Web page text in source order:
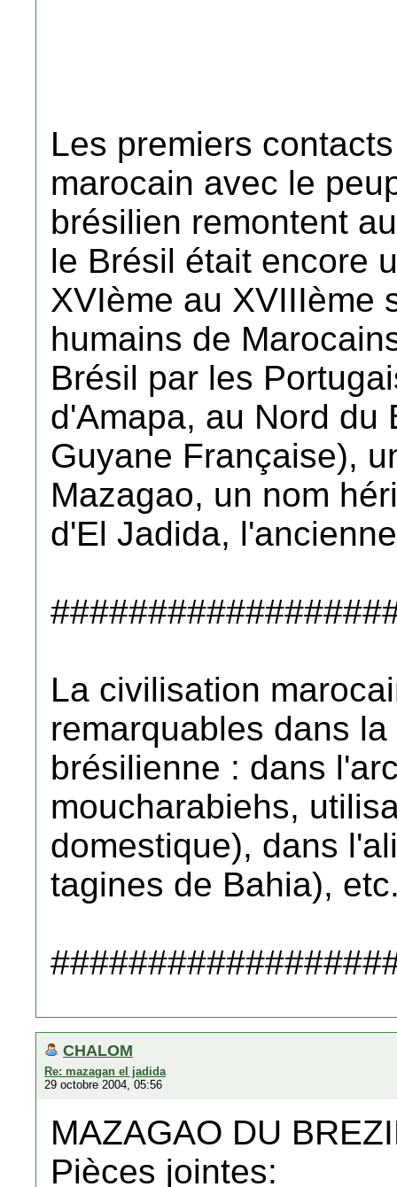
Les premiers
marocain avec le
brésilien remontent
le Brésil était encore
XVIème au XVIIIème
humains de
Brésil par les
d'Amapa, au Nord du
Guyane Française),
Mazagao, un nom
d'El Jadida,
La civilisation
remarquables dans
brésilienne : dans
moucharabiehs,
domestique), dans
tagines de Bahia),
CHALOM
Re: mazagan el jadida
29 octobre 2004, 05:56
MAZAGAO DU
Pièces jointes: